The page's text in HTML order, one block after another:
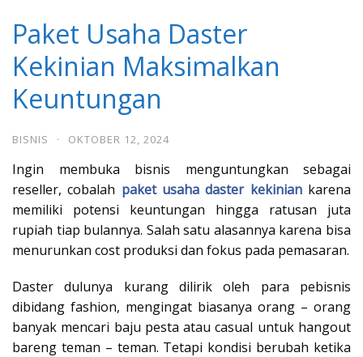
Paket Usaha Daster
Kekinian Maksimalkan
Keuntungan
BISNIS · OKTOBER 12, 2024
Ingin membuka bisnis menguntungkan sebagai
reseller, cobalah paket usaha daster kekiniankarena
memiliki potensi keuntungan hingga ratusan juta
rupiah tiap bulannya. Salah satu alasannya karena bisa
menurunkan cost produksi dan fokus pada pemasaran.
Daster dulunya kurang dilirik oleh para pebisnis
dibidang fashion, mengingat biasanya orang – orang
banyak mencari baju pesta atau casual untuk hangout
bareng teman – teman. Tetapi kondisi berubah ketika